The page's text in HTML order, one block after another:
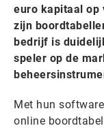
euro kapitaal op
zijn
bedrijf is
speler op de
Met hun
online